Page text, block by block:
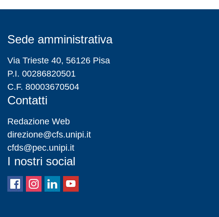
Sede amministrativa
Via Trieste 40, 56126 Pisa
P.I. 00286820501
C.F. 80003670504
Contatti
Redazione Web
direzione@cfs.unipi.it
cfds@pec.unipi.it
I nostri social